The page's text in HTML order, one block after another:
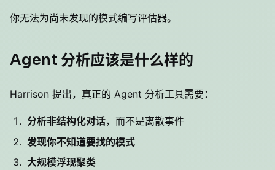
你无法为尚未发现的模式编写评估器。
Agent 分析应该是什么样的
Harrison 提出，真正的 Agent 分析工具需要：
分析非结构化对话，而不是离散事件
发现你不知道要找的模式
大规模浮现聚类